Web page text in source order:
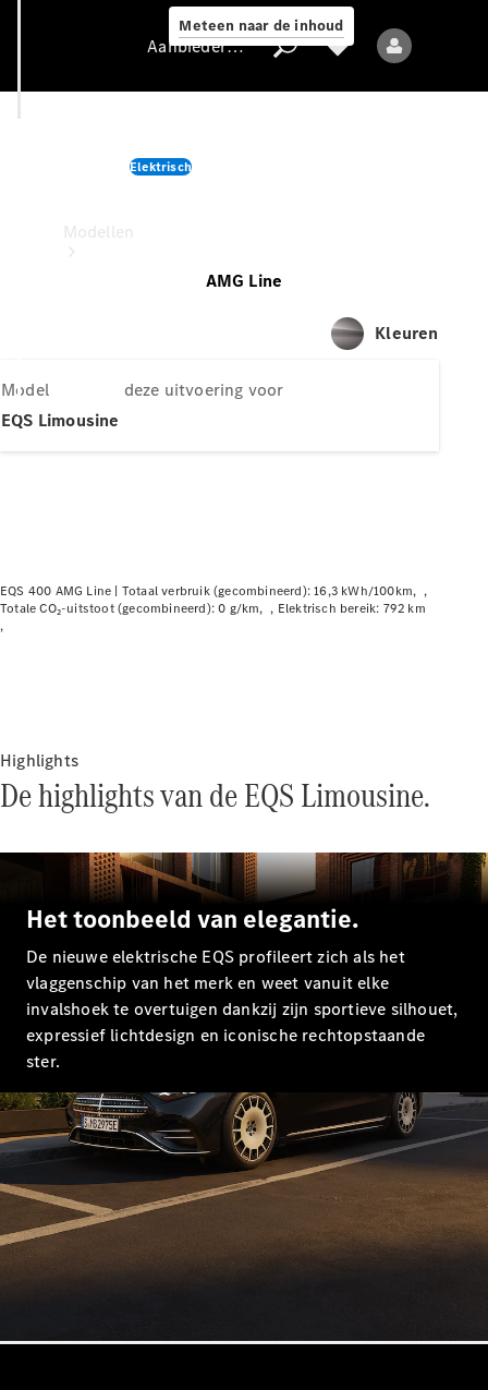
Meteen naar de inhoud
Nieuwe modellen
Limousine
CLA
CLA
C-Klasse
C-Klasse
Limousine
Elektrisch
EQE
Limousine
Elektrisch
EQS
Limousine
Elektrisch
E-Klasse
Limousine
S-Klasse
Lang
Mercedes-
Maybach S-
Configurator
Mercedes-
Benz Store
Aanbieder / Gegevensbescherming
Elektrisch
AMG Line
Kleuren
Model
EQS Limousine
deze uitvoering voor
EQS 400 AMG Line | Totaal verbruik (gecombineerd): 16,3 kWh/100km
Totale CO₂-uitstoot (gecombineerd): 0 g/km
Elektrisch bereik: 792 km
Highlights
De highlights van de EQS Limousine.
Het toonbeeld van elegantie.
De nieuwe elektrische EQS profileert zich als het
vlaggenschip van het merk en weet vanuit elke
invalshoek te overtuigen dankzij zijn sportieve silhouet,
expressief lichtdesign en iconische rechtopstaande
ster.